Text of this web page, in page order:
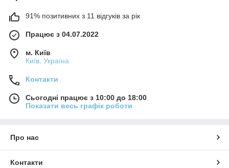
91% позитивних з 11 відгуків за рік
Працює з 04.07.2022
м. Київ
Київ, Україна
Контакти
Сьогодні працює з 10:00 до 18:00
Показати весь графік роботи
Про нас
Контакти